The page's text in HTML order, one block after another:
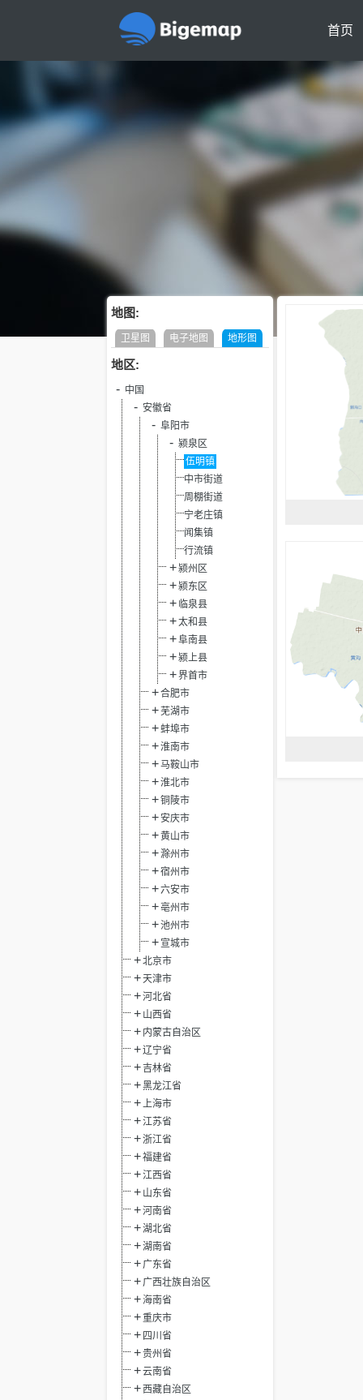
首页
地图:
卫星图 电子地图 地形图
地区:
中国
安徽省
阜阳市
颍泉区
伍明镇
中市街道
周棚街道
宁老庄镇
闻集镇
行流镇
颍州区
颍东区
临泉县
太和县
阜南县
颍上县
界首市
合肥市
芜湖市
蚌埠市
淮南市
马鞍山市
淮北市
铜陵市
安庆市
黄山市
滁州市
宿州市
六安市
亳州市
池州市
宣城市
北京市
天津市
河北省
山西省
内蒙古自治区
辽宁省
吉林省
黑龙江省
上海市
江苏省
浙江省
福建省
江西省
山东省
河南省
湖北省
湖南省
广东省
广西壮族自治区
海南省
重庆市
四川省
贵州省
云南省
西藏自治区